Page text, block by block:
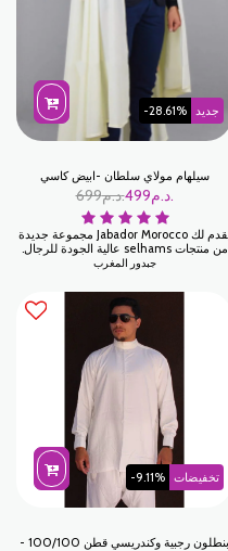
جديد -28.61%
سيلهام مولاي سلطان -ابيض كاسي
699 د.م.499 د.م.
يقدم لك Jabador Morocco مجموعة جديدة
من منتجات selhams عالية الجودة للرجال.
جبدور المغرب
تخفيضات -9.11%
بنطلون رجبية وكندريسي قطن 100/100 -